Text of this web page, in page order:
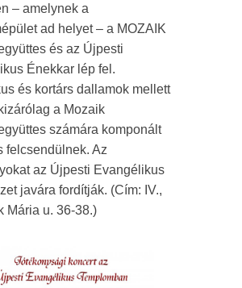
– amelynek a
ad helyet – a MOZAIK
és az Újpesti
Énekkar lép fel.
és kortárs dallamok mellett
a Mozaik
számára komponált
felcsendülnek. Az
az Újpesti Evangélikus
javára fordítják. (Cím: IV.,
Mária u. 36-38.)